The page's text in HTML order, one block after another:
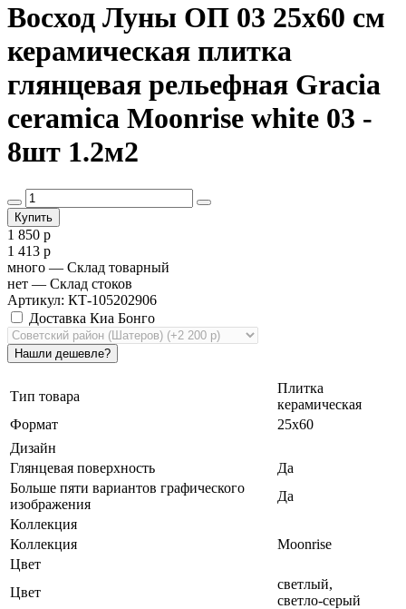
Восход Луны ОП 03 25х60 см
керамическая плитка
глянцевая рельефная Gracia
ceramica Moonrise white 03 -
8шт 1.2м2
1 850 р
1 413 р
много — Склад товарный
нет — Склад стоков
Артикул: КТ-105202906
Доставка Киа Бонго
Тип товара
Плитка
керамическая
Формат
25х60
Дизайн
Глянцевая поверхность
Да
Больше пяти вариантов графического
изображения
Да
Коллекция
Коллекция
Moonrise
Цвет
Цвет
светлый,
светло-серый